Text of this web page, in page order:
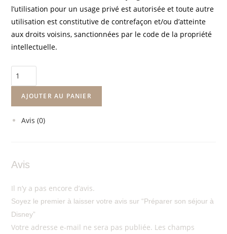
l’utilisation pour un usage privé est autorisée et toute autre
utilisation est constitutive de contrefaçon et/ou d’atteinte
aux droits voisins, sanctionnées par le code de la propriété
intellectuelle.
AJOUTER AU PANIER
Avis (0)
Avis
Il n’y a pas encore d’avis.
Soyez le premier à laisser votre avis sur “Préparer son séjour à
Disney”
Votre adresse e-mail ne sera pas publiée. Les champs